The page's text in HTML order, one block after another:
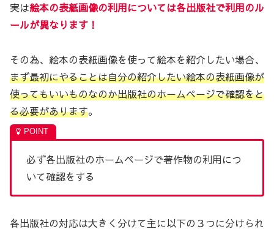
実は絵本の表紙画像の利用については各出版社で利用のル
ールが異なります！
その為、絵本の表紙画像を使って絵本を紹介したい場合、
まず最初にやることは自分の紹介したい絵本の表紙画像が
使ってもいいものなのか出版社のホームページで確認をと
る必要があります。
必ず各出版社のホームページで著作物の利用につ
いて確認をする
各出版社の対応は大きく分けて主に以下の３つに分けられ